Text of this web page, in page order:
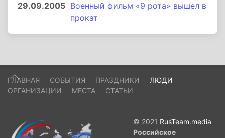
29.09.2005 Военный фильм «9 рота» вышел в
прокат
ГЛАВНАЯ СОБЫТИЯ ПРАЗДНИКИ
ЛЮДИ
ОРГАНИЗАЦИИ
МЕСТА СТАТЬИ
© 2021 RusTeam.media
Российское